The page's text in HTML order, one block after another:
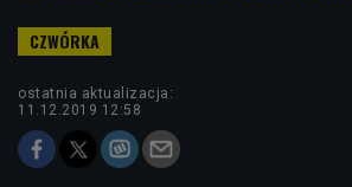
ostatnia aktualizacja:
11.12.2019 12:58